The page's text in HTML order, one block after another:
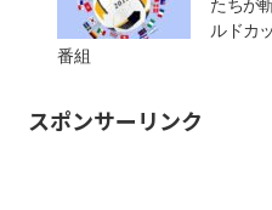
たちが
ルドカ
番組
スポンサーリンク